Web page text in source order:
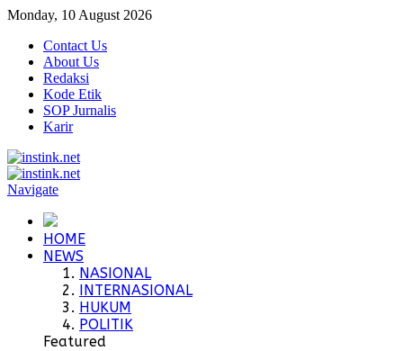
Monday, 10 August 2026
Contact Us
About Us
Redaksi
Kode Etik
SOP Jurnalis
Karir
Navigate
HOME
NEWS
NASIONAL
INTERNASIONAL
HUKUM
POLITIK
Featured